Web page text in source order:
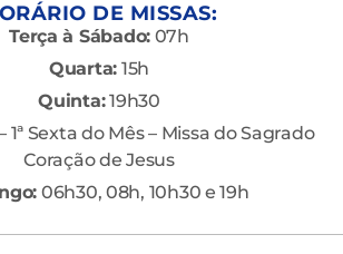
DE MISSAS:
Terça à Sábado: 07h
Quarta: 15h
Quinta:19h30
1ª Sexta do Mês – Missa do Sagrado
Coração de Jesus
06h30, 08h, 10h30 e 19h